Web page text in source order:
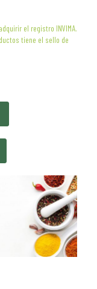
el registro INVIMA.
tiene el sello de